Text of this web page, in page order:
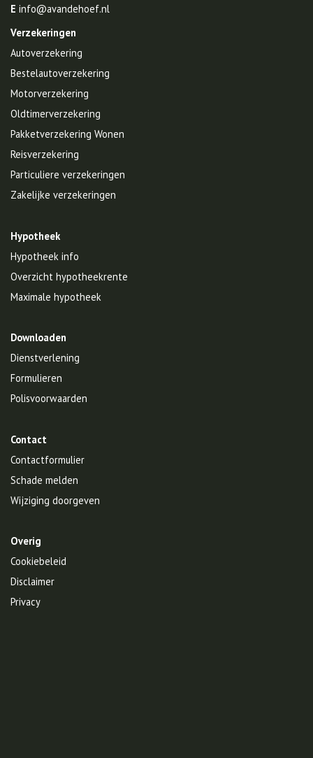
E info@avandehoef.nl
Verzekeringen
Autoverzekering
Bestelautoverzekering
Motorverzekering
Oldtimerverzekering
Pakketverzekering Wonen
Reisverzekering
Particuliere verzekeringen
Zakelijke verzekeringen
Hypotheek
Hypotheek info
Overzicht hypotheekrente
Maximale hypotheek
Downloaden
Dienstverlening
Formulieren
Polisvoorwaarden
Contact
Contactformulier
Schade melden
Wijziging doorgeven
Overig
Cookiebeleid
Disclaimer
Privacy